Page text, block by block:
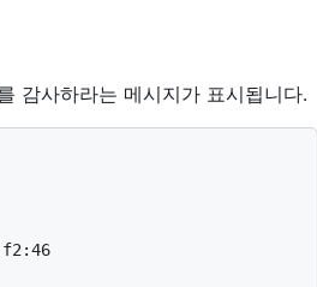
감사하라는 메시지가 표시됩니다.